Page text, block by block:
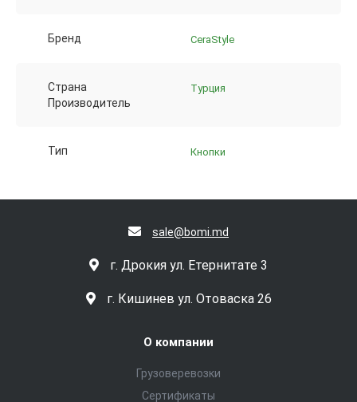
Бренд CeraStyle
Страна
Производитель
Турция
Тип Кнопки
sale@bomi.md
г. Дрокия ул. Етернитате 3
г. Кишинев ул. Отоваска 26
О компании
Грузоверевозки
Сертификаты